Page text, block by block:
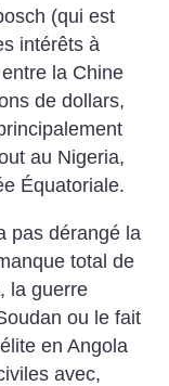
(qui est
intérêts à
la Chine
de dollars,
au Nigeria,
Équatoriale.
pas dérangé la
total de
la guerre
ou le fait
en Angola
avec,